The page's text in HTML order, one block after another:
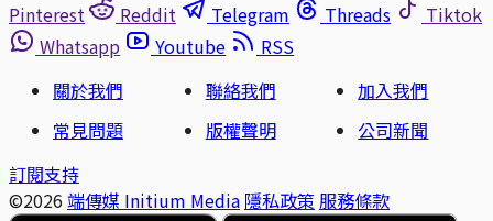
Pinterest
Reddit Telegram Threads
Tiktok
Whatsapp
Youtube
RSS
關於我們
聯絡我們
加入我們
常見問題
版權聲明
公司新聞
訂閱支持
©2026 端傳媒 Initium Media 隱私政策 服務條款